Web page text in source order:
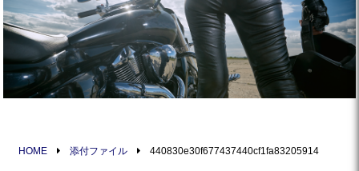
HOME 添付ファイル 440830e30f677437440cf1fa83205914